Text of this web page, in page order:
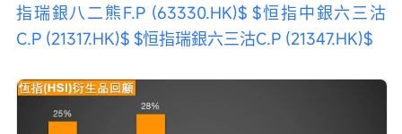
指瑞銀八二熊F.P (63330.HK)$ $恒指中銀六三沽
C.P (21317.HK)$ $恒指瑞銀六三沽C.P (21347.HK)$